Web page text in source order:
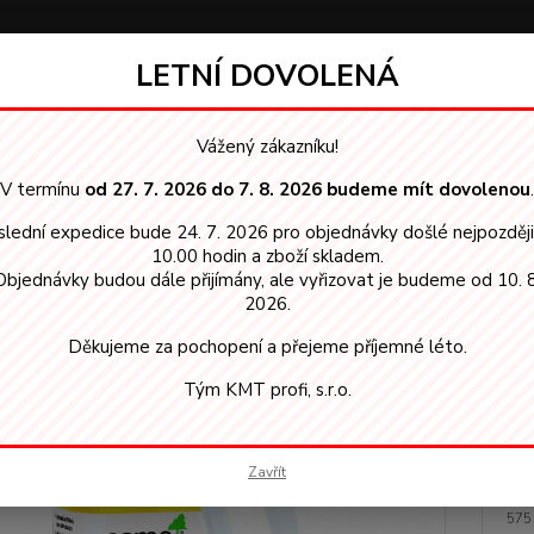
OSMO vosky, oleje 8019 Intenzivní čistič-spray bezbarvý 1l
Intenzivní čistič-spray
575
LETNÍ DOVOLENÁ
Vážený zákazníku!
V termínu od 27. 7. 2026 do 7. 8. 2026 budeme mít dovolenou.
expedice bude 24. 7. 2026 pro objednávky došlé
10.00 hodin a zboží skladem.
budou dále přijímány, ale vyřizovat je budeme od 10.
2026.
Děkujeme za pochopení a přejeme příjemné léto.
Tým KMT profi, s.r.o.
Zavřít